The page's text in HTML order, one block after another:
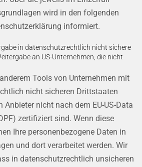
wird in den folgenden
informiert.
in datenschutzrechtlich nicht sichere
an US-Unternehmen, die nicht
Tools von Unternehmen mit
nicht sicheren Drittstaaten
Anbieter nicht nach dem EU-US-Data
zertifiziert sind. Wenn diese
Ihre personenbezogene Daten in
und dort verarbeitet werden. Wir
in datenschutzrechtlich unsicheren